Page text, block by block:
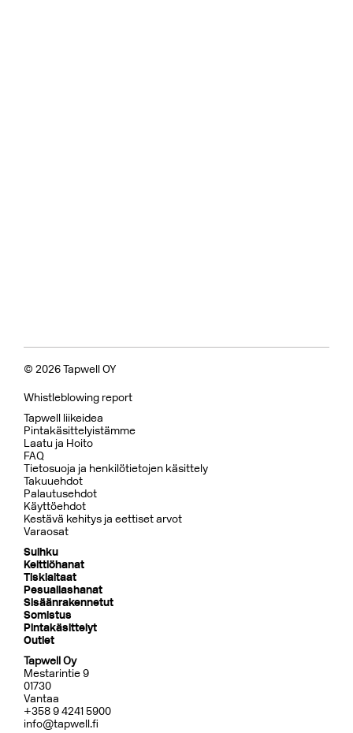
© 2026 Tapwell OY
Whistleblowing report
Tapwell liikeidea
Pintakäsittelyistämme
Laatu ja Hoito
FAQ
Tietosuoja ja henkilötietojen käsittely
Takuuehdot
Palautusehdot
Käyttöehdot
Kestävä kehitys ja eettiset arvot
Varaosat
Suihku
Keittiöhanat
Tiskialtaat
Pesuallashanat
Sisäänrakennetut
Somistus
Pintakäsittelyt
Outlet
Tapwell Oy
Mestarintie 9
01730
Vantaa
+358 9 4241 5900
info@tapwell.fi